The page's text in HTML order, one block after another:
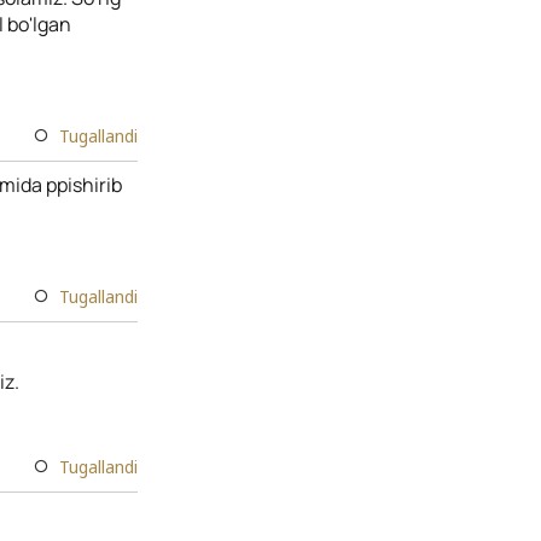
bo'lgan
Tugallandi
ppishirib
Tugallandi
Tugallandi